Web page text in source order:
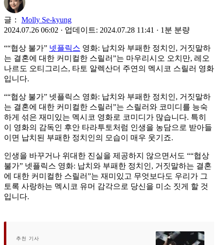
글：
Molly Se-kyung
2024.07.26 06:02 · 업데이트: 2024.07.28 11:41 · 1분 분량
““협상 불가” 넷플릭스 영화: 납치와 부패한 정치인, 거짓말하
는 결혼에 대한 커미컬한 스릴러”는 마우리시오 오치만, 레오
나르도 오티그리스, 타토 알렉산더 주연의 멕시코 스릴러 영화
입니다.
““협상 불가” 넷플릭스 영화: 납치와 부패한 정치인, 거짓말하
는 결혼에 대한 커미컬한 스릴러”는 스릴러와 코미디를 능숙
하게 섞은 재미있는 멕시코 영화로 코미디가 많습니다. 특히
이 영화의 감독인 후안 타라투토처럼 인생을 농담으로 받아들
이면 납치된 부패한 정치인의 모습이 매우 웃기죠.
인생을 바꾸거나 위대한 진실을 제공하지 않으면서도 ““협상
불가” 넷플릭스 영화: 납치와 부패한 정치인, 거짓말하는 결혼
에 대한 커미컬한 스릴러”는 재미있고 무엇보다도 우리가 그
토록 사랑하는 멕시코 유머 감각으로 당신을 미소 짓게 할 것
입니다.
추천 기사